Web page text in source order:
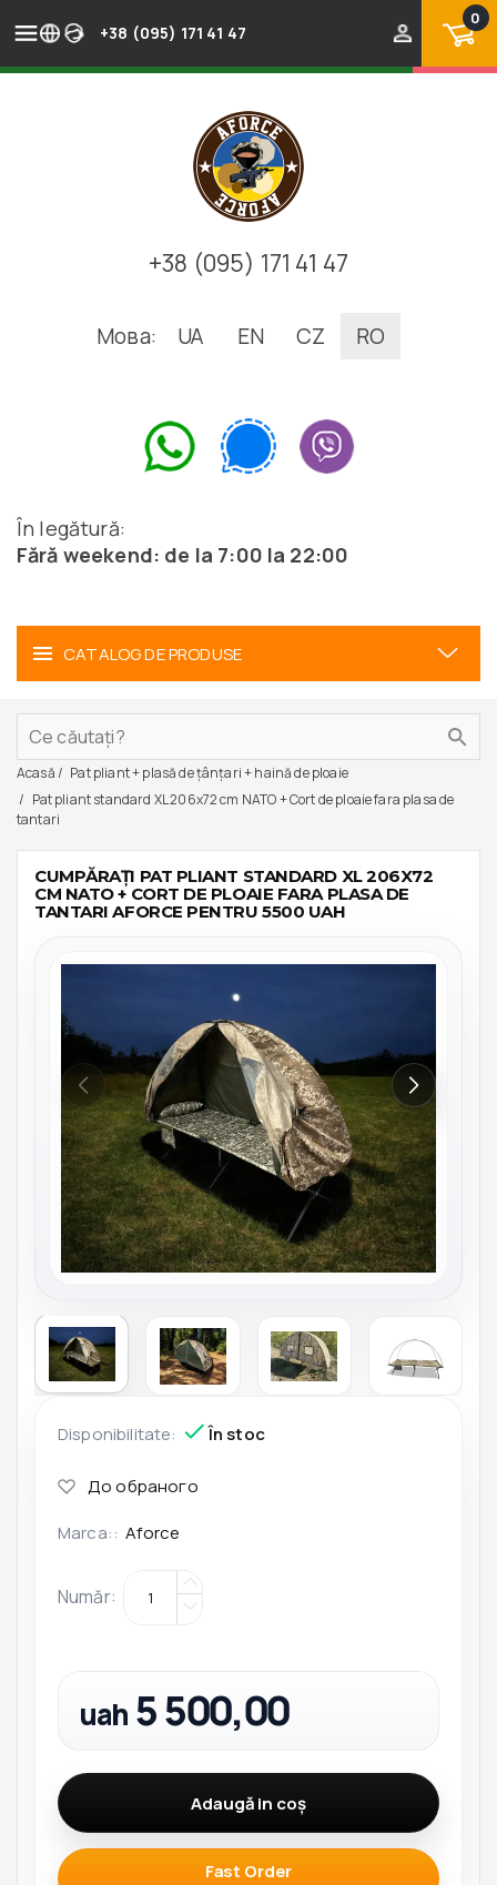
+38 (095) 171 41 47
0
+38 (095) 171 41 47
Мова: UA EN CZ RO
În legătură:
Fără weekend: de la 7:00 la 22:00
CATALOG DE PRODUSE
Acasă
Pat pliant + plasă de țânțari + haină de ploaie
Pat pliant standard XL 206x72 cm NATO + Cort de ploaie fara plasa de
tantari
CUMPĂRAȚI PAT PLIANT STANDARD XL 206X72
CM NATO + CORT DE PLOAIE FARA PLASA DE
TANTARI AFORCE PENTRU 5500 UAH
Disponibilitate: În stoc
Marca:: Aforce
Număr:
uah 5 500,00
Adaugă in coş
Fast Order